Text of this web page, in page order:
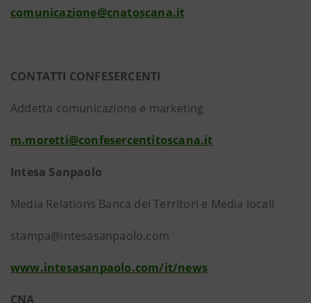
comunicazione@cnatoscana.it
CONTATTI CONFESERCENTI
Addetta comunicazione e marketing
m.moretti@confesercentitoscana.it
Intesa Sanpaolo
Media Relations Banca dei Territori e Media locali
stampa@intesasanpaolo.com
www.intesasanpaolo.com/it/news
CNA